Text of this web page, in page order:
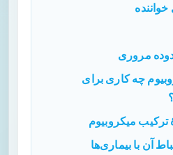
مروری
چه کاری برای
ترکیب میکروبیوم
آن با بیماری‌ها